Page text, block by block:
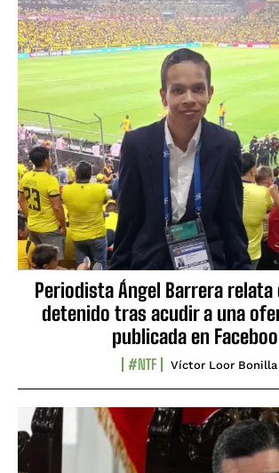
Periodista Ángel Barrera relata
detenido tras acudir a una
publicada en
#NTF Víctor Loor Bonilla